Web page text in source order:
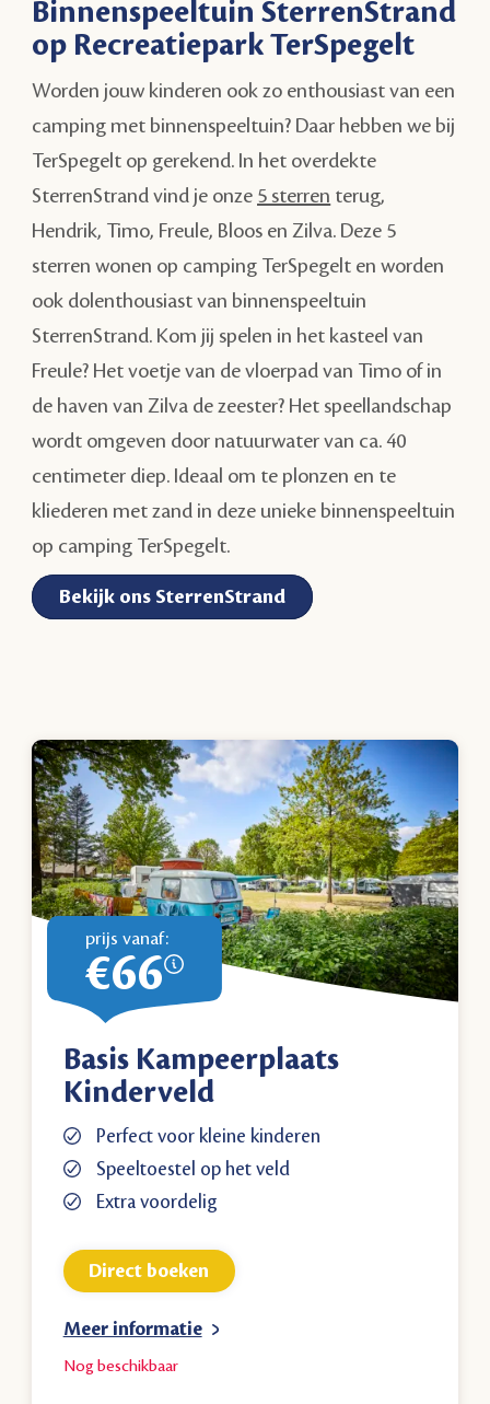
Binnenspeeltuin SterrenStrand
op Recreatiepark TerSpegelt
Worden jouw kinderen ook zo enthousiast van een
camping met binnenspeeltuin? Daar hebben we bij
TerSpegelt op gerekend. In het overdekte
SterrenStrand vind je onze 5 sterren terug,
Hendrik, Timo, Freule, Bloos en Zilva. Deze 5
sterren wonen op camping TerSpegelt en worden
ook dolenthousiast van binnenspeeltuin
SterrenStrand. Kom jij spelen in het kasteel van
Freule? Het voetje van de vloerpad van Timo of in
de haven van Zilva de zeester? Het speellandschap
wordt omgeven door natuurwater van ca. 40
centimeter diep. Ideaal om te plonzen en te
kliederen met zand in deze unieke binnenspeeltuin
op camping TerSpegelt.
Bekijk ons SterrenStrand
prijs vanaf:
€66
Basis Kampeerplaats
Kinderveld
Perfect voor kleine kinderen
Speeltoestel op het veld
Extra voordelig
Nog beschikbaar
Meer informatie
Direct boeken